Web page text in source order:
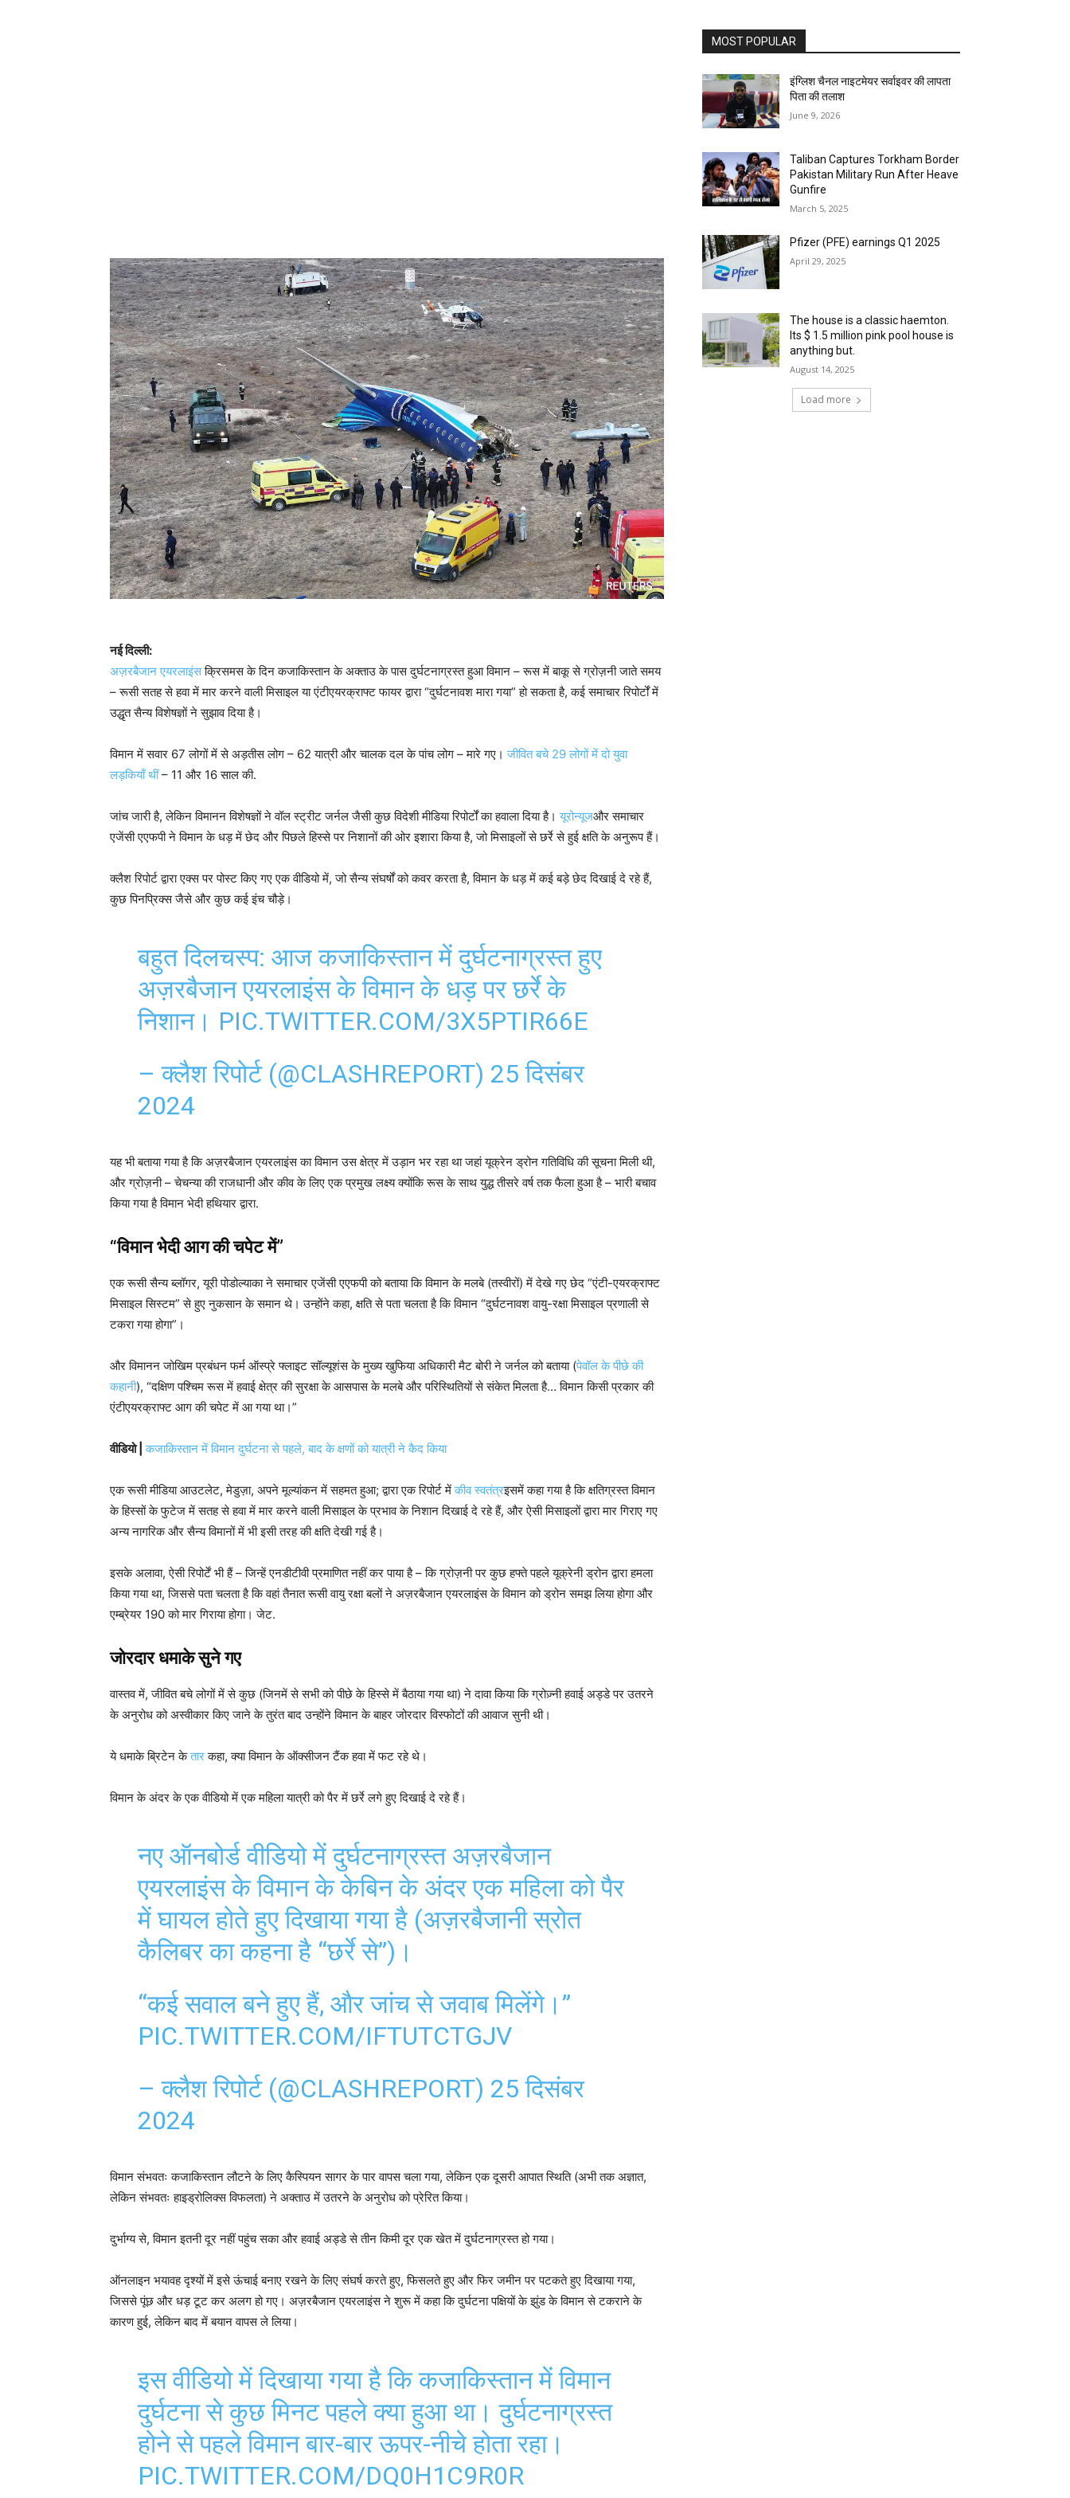
नई दिल्ली:
अज़रबैजान एयरलाइंसक्रिसमस के दिन कजाकिस्तान के अक्ताउ के पास दुर्घटनाग्रस्त हुआ विमान – रूस में बाकू से ग्रोज़नी जाते समय
– रूसी सतह से हवा में मार करने वाली मिसाइल या एंटीएयरक्राफ्ट फायर द्वारा “दुर्घटनावश मारा गया” हो सकता है, कई समाचार रिपोर्टों में
उद्धृत सैन्य विशेषज्ञों ने सुझाव दिया है।
विमान में सवार 67 लोगों में से अड़तीस लोग – 62 यात्री और चालक दल के पांच लोग – मारे गए।जीवित बचे 29 लोगों में दो युवा
लड़कियाँ थीं– 11 और 16 साल की.
जांच जारी है, लेकिन विमानन विशेषज्ञों ने वॉल स्ट्रीट जर्नल जैसी कुछ विदेशी मीडिया रिपोर्टों का हवाला दिया है।यूरोन्यूजऔर समाचार
एजेंसी एएफपी ने विमान के धड़ में छेद और पिछले हिस्से पर निशानों की ओर इशारा किया है, जो मिसाइलों से छर्रे से हुई क्षति के अनुरूप हैं।
क्लैश रिपोर्ट द्वारा एक्स पर पोस्ट किए गए एक वीडियो में, जो सैन्य संघर्षों को कवर करता है, विमान के धड़ में कई बड़े छेद दिखाई दे रहे हैं,
कुछ पिनप्रिक्स जैसे और कुछ कई इंच चौड़े।
बहुत दिलचस्प: आज कजाकिस्तान में दुर्घटनाग्रस्त हुए
अज़रबैजान एयरलाइंस के विमान के धड़ पर छर्रे के
निशान। PIC.TWITTER.COM/3X5PTIR66E
– क्लैश रिपोर्ट (@CLASHREPORT) 25 दिसंबर
2024
यह भी बताया गया है कि अज़रबैजान एयरलाइंस का विमान उस क्षेत्र में उड़ान भर रहा था जहां यूक्रेन ड्रोन गतिविधि की सूचना मिली थी,
और ग्रोज़नी – चेचन्या की राजधानी और कीव के लिए एक प्रमुख लक्ष्य क्योंकि रूस के साथ युद्ध तीसरे वर्ष तक फैला हुआ है – भारी बचाव
किया गया है विमान भेदी हथियार द्वारा.
“विमान भेदी आग की चपेट में”
एक रूसी सैन्य ब्लॉगर, यूरी पोडोल्याका ने समाचार एजेंसी एएफपी को बताया कि विमान के मलबे (तस्वीरों) में देखे गए छेद “एंटी-एयरक्राफ्ट
मिसाइल सिस्टम” से हुए नुकसान के समान थे। उन्होंने कहा, क्षति से पता चलता है कि विमान “दुर्घटनावश वायु-रक्षा मिसाइल प्रणाली से
टकरा गया होगा”।
और विमानन जोखिम प्रबंधन फर्म ऑस्प्रे फ्लाइट सॉल्यूशंस के मुख्य खुफिया अधिकारी मैट बोरी ने जर्नल को बताया (पेवॉल के पीछे की
कहानी), “दक्षिण पश्चिम रूस में हवाई क्षेत्र की सुरक्षा के आसपास के मलबे और परिस्थितियों से संकेत मिलता है… विमान किसी प्रकार की
एंटीएयरक्राफ्ट आग की चपेट में आ गया था।”
वीडियो |कजाकिस्तान में विमान दुर्घटना से पहले, बाद के क्षणों को यात्री ने कैद किया
एक रूसी मीडिया आउटलेट, मेडुज़ा, अपने मूल्यांकन में सहमत हुआ; द्वारा एक रिपोर्ट मेंकीव स्वतंत्रइसमें कहा गया है कि क्षतिग्रस्त विमान
के हिस्सों के फुटेज में सतह से हवा में मार करने वाली मिसाइल के प्रभाव के निशान दिखाई दे रहे हैं, और ऐसी मिसाइलों द्वारा मार गिराए गए
अन्य नागरिक और सैन्य विमानों में भी इसी तरह की क्षति देखी गई है।
इसके अलावा, ऐसी रिपोर्टें भी हैं – जिन्हें एनडीटीवी प्रमाणित नहीं कर पाया है – कि ग्रोज़नी पर कुछ हफ्ते पहले यूक्रेनी ड्रोन द्वारा हमला
किया गया था, जिससे पता चलता है कि वहां तैनात रूसी वायु रक्षा बलों ने अज़रबैजान एयरलाइंस के विमान को ड्रोन समझ लिया होगा और
एम्ब्रेयर 190 को मार गिराया होगा। जेट.
जोरदार धमाके सुने गए
वास्तव में, जीवित बचे लोगों में से कुछ (जिनमें से सभी को पीछे के हिस्से में बैठाया गया था) ने दावा किया कि ग्रोज़्नी हवाई अड्डे पर उतरने
के अनुरोध को अस्वीकार किए जाने के तुरंत बाद उन्होंने विमान के बाहर जोरदार विस्फोटों की आवाज सुनी थी।
ये धमाके ब्रिटेन केतारकहा, क्या विमान के ऑक्सीजन टैंक हवा में फट रहे थे।
विमान के अंदर के एक वीडियो में एक महिला यात्री को पैर में छर्रे लगे हुए दिखाई दे रहे हैं।
नए ऑनबोर्ड वीडियो में दुर्घटनाग्रस्त अज़रबैजान
एयरलाइंस के विमान के केबिन के अंदर एक महिला को पैर
में घायल होते हुए दिखाया गया है (अज़रबैजानी स्रोत
कैलिबर का कहना है “छर्रे से”)।
“कई सवाल बने हुए हैं, और जांच से जवाब मिलेंगे।”
PIC.TWITTER.COM/IFTUTCTGJV
– क्लैश रिपोर्ट (@CLASHREPORT) 25 दिसंबर
2024
विमान संभवतः कजाकिस्तान लौटने के लिए कैस्पियन सागर के पार वापस चला गया, लेकिन एक दूसरी आपात स्थिति (अभी तक अज्ञात,
लेकिन संभवतः हाइड्रोलिक्स विफलता) ने अक्ताउ में उतरने के अनुरोध को प्रेरित किया।
दुर्भाग्य से, विमान इतनी दूर नहीं पहुंच सका और हवाई अड्डे से तीन किमी दूर एक खेत में दुर्घटनाग्रस्त हो गया।
ऑनलाइन भयावह दृश्यों में इसे ऊंचाई बनाए रखने के लिए संघर्ष करते हुए, फिसलते हुए और फिर जमीन पर पटकते हुए दिखाया गया,
जिससे पूंछ और धड़ टूट कर अलग हो गए। अज़रबैजान एयरलाइंस ने शुरू में कहा कि दुर्घटना पक्षियों के झुंड के विमान से टकराने के
कारण हुई, लेकिन बाद में बयान वापस ले लिया।
इस वीडियो में दिखाया गया है कि कजाकिस्तान में विमान
दुर्घटना से कुछ मिनट पहले क्या हुआ था। दुर्घटनाग्रस्त
होने से पहले विमान बार-बार ऊपर-नीचे होता रहा।
PIC.TWITTER.COM/DQ0H1C9R0R
MOST POPULAR
इंग्लिश चैनल नाइटमेयर सर्वाइवर की लापता
पिता की तलाश
June 9, 2026
Taliban Captures Torkham Border
Pakistan Military Run After Heave
Gunfire
March 5, 2025
Pfizer (PFE) earnings Q1 2025
April 29, 2025
The house is a classic haemton.
Its $ 1.5 million pink pool house is
anything but.
August 14, 2025
Load more